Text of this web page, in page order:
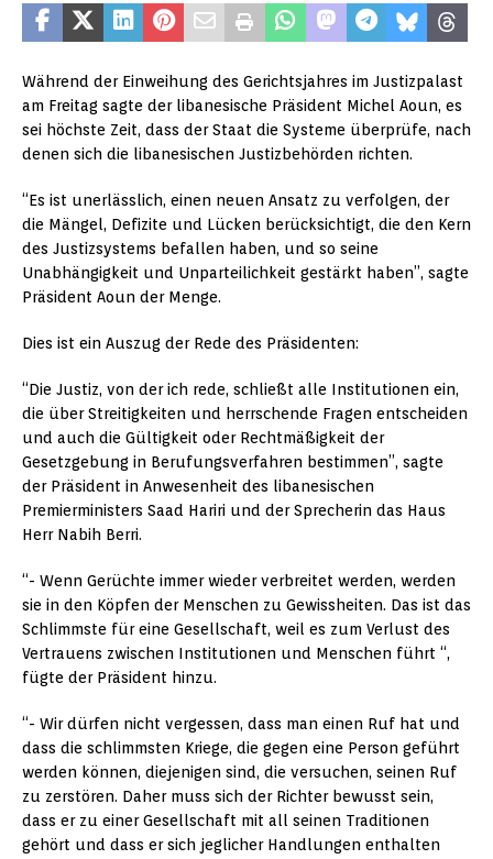
Während der Einweihung des Gerichtsjahres im Justizpalast
am Freitag sagte der libanesische Präsident Michel Aoun, es
sei höchste Zeit, dass der Staat die Systeme überprüfe, nach
denen sich die libanesischen Justizbehörden richten.
“Es ist unerlässlich, einen neuen Ansatz zu verfolgen, der
die Mängel, Defizite und Lücken berücksichtigt, die den Kern
des Justizsystems befallen haben, und so seine
Unabhängigkeit und Unparteilichkeit gestärkt haben”, sagte
Präsident Aoun der Menge.
Dies ist ein Auszug der Rede des Präsidenten:
“Die Justiz, von der ich rede, schließt alle Institutionen ein,
die über Streitigkeiten und herrschende Fragen entscheiden
und auch die Gültigkeit oder Rechtmäßigkeit der
Gesetzgebung in Berufungsverfahren bestimmen”, sagte
der Präsident in Anwesenheit des libanesischen
Premierministers Saad Hariri und der Sprecherin das Haus
Herr Nabih Berri.
“- Wenn Gerüchte immer wieder verbreitet werden, werden
sie in den Köpfen der Menschen zu Gewissheiten. Das ist das
Schlimmste für eine Gesellschaft, weil es zum Verlust des
Vertrauens zwischen Institutionen und Menschen führt “,
fügte der Präsident hinzu.
“- Wir dürfen nicht vergessen, dass man einen Ruf hat und
dass die schlimmsten Kriege, die gegen eine Person geführt
werden können, diejenigen sind, die versuchen, seinen Ruf
zu zerstören. Daher muss sich der Richter bewusst sein,
dass er zu einer Gesellschaft mit all seinen Traditionen
gehört und dass er sich jeglicher Handlungen enthalten